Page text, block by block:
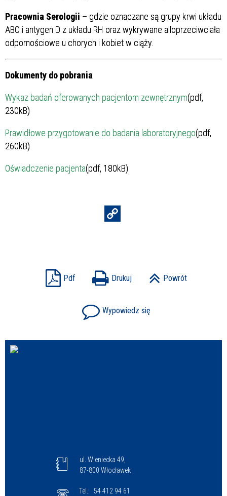
Pracownia Serologii – gdzie oznaczane są grupy krwi układu
ABO i antygen D z układu RH oraz wykrywane alloprzeciwciała
odpornościowe u chorych i kobiet w ciąży.
Dokumenty do pobrania
Wykaz badań oferowanych pacjentom zewnętrznym(pdf,
230kB)
Prawidłowe przygotowanie do badania laboratoryjnego(pdf,
260kB)
Oświadczenie pacjenta(pdf, 180kB)
Pdf Drukuj Powrót
Wypowiedz się
ul. Wieniecka 49,
87-800 Włocławek
Tel.: 54 412 94 61